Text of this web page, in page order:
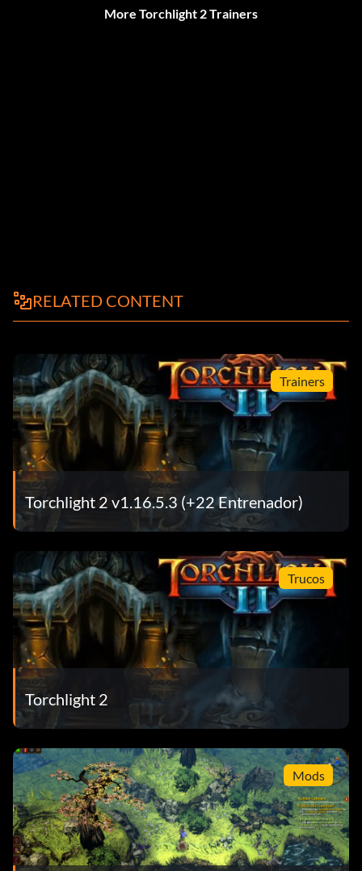
More Torchlight 2 Trainers
RELATED CONTENT
Trainers
Torchlight 2 v1.16.5.3 (+22 Entrenador)
Trucos
Torchlight 2
Mods